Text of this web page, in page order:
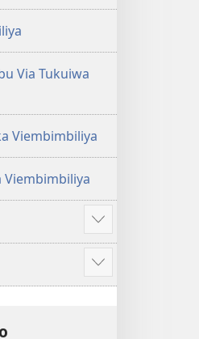
Via Tukuiwa
Viembimbiliya
Show
more
Show
more